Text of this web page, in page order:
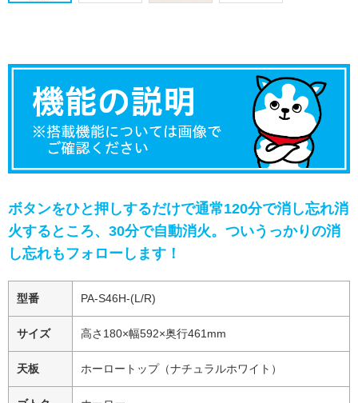
ボタンをひと押しするだけで通常120分で消し忘れ消
火するところ、30分で自動消火。ついうっかりの消
し忘れもフォローします！
型番 PA-S46H-(L/R)
サイズ 高さ180×幅592×奥行461mm
天板 ホーロートップ（ナチュラルホワイト）